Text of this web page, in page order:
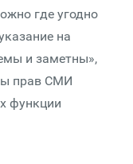
где угодно
на
и заметны»,
прав СМИ
функции